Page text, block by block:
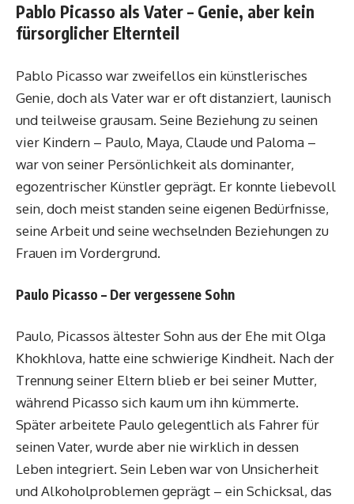
Pablo Picasso als Vater – Genie, aber kein
fürsorglicher Elternteil
Pablo Picasso war zweifellos ein künstlerisches
Genie, doch als Vater war er oft distanziert, launisch
und teilweise grausam. Seine Beziehung zu seinen
vier Kindern – Paulo, Maya, Claude und Paloma –
war von seiner Persönlichkeit als dominanter,
egozentrischer Künstler geprägt. Er konnte liebevoll
sein, doch meist standen seine eigenen Bedürfnisse,
seine Arbeit und seine wechselnden Beziehungen zu
Frauen im Vordergrund.
Paulo Picasso – Der vergessene Sohn
Paulo, Picassos ältester Sohn aus der Ehe mit Olga
Khokhlova, hatte eine schwierige Kindheit. Nach der
Trennung seiner Eltern blieb er bei seiner Mutter,
während Picasso sich kaum um ihn kümmerte.
Später arbeitete Paulo gelegentlich als Fahrer für
seinen Vater, wurde aber nie wirklich in dessen
Leben integriert. Sein Leben war von Unsicherheit
und Alkoholproblemen geprägt – ein Schicksal, das